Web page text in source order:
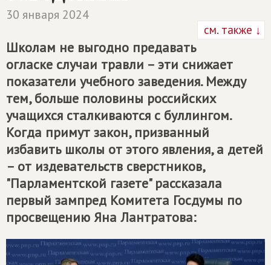
30 января 2024
см. также ↓
Школам не выгодно предавать
огласке случаи травли – эти снижает
показатели учебного заведения. Между
тем, больше половины российских
учащихся сталкиваются с буллингом.
Когда примут закон, призванный
избавить школы от этого явления, а детей
– от издевательств сверстников,
"Парламентской газете" рассказала
первый зампред Комитета Госдумы по
просвещению Яна Лантратова: